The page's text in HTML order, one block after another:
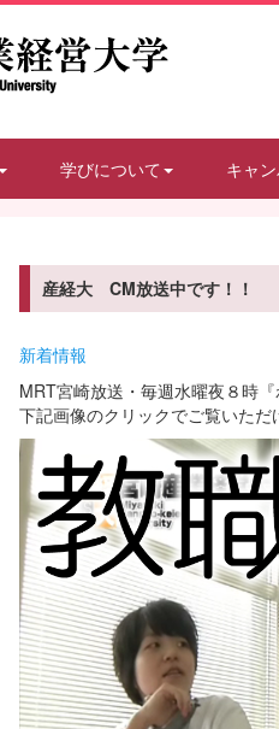
学びについて キャ
産経大 CM放送中です！！
新着情報
MRT宮崎放送・毎週水曜夜８時
下記画像のクリックでご覧いただ
動
画
プ
レ
ー
ヤ
ー